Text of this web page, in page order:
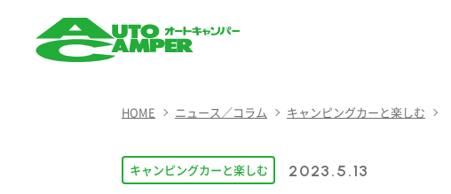
キャンパー）
HOME ニュース／コラム キャンピングカーと楽しむ
キャンピングカーと楽しむ 2023.5.13